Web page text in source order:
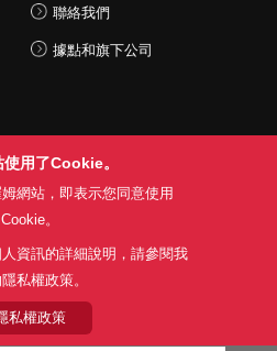
聯絡我們
據點和旗下公司
的 隱私權政策
銷售之標準條款(PDF)
用了Cookie。
網站，即表示您同意使用
Cookie。
資訊的詳細說明，請參閱我
私權政策。
私權政策